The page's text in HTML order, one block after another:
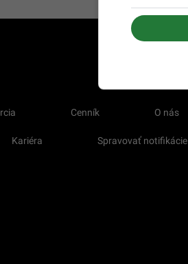
Cenník O nás
Kariéra Spravovať notifikácie